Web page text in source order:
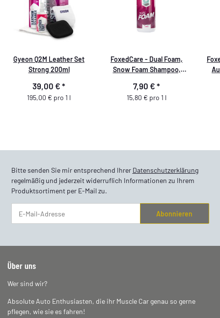
Gyeon Q2M Leather Set
Strong 200ml
39,00 € *
195,00 € pro 1 l
FoxedCare - Dual Foam,
Snow Foam Shampoo,
7,90 € *
15,80 € pro 1 l
Bitte senden Sie mir entsprechend Ihrer Datenschutzerklärung
regelmäßig und jederzeit widerruflich Informationen zu Ihrem
Produktsortiment per E-Mail zu.
Abonnieren
Über uns
Wer sind wir?
Absolute Auto Enthusiasten, die ihr Muscle Car genau so gerne
pflegen, wie sie es fahren!